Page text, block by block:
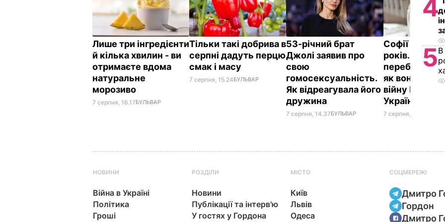
Лише три інгредієнти
й кілька хвилин - ви
отримаєте вдома
натуральне
морозиво
7 серпня, 16.17БУЛЬВАР
Тільки такі добрива в
серпні дадуть перцю
смак і масу
7 серпня, 15.24БУЛЬВАР
53-річний брат
Джолі заявив про
свою
гомосексуальність.
Як відреагувала його
дружина
7 серпня, 14.37БУЛЬВАР
Софії Ротару
років. Де
перебуває
як вона
війну Росії
України
7 серпня, 14.33
4
5В
НОВИНИ
Війна в Україні
Політика
Гроші
РОЗДІЛИ
Новини
Публікації та інтерв'ю
У гостях у Гордона
МІСТО
Київ
Львів
Одеса
СОЦМЕРЕЖІ
Дмитро
Гордон
Дмитро